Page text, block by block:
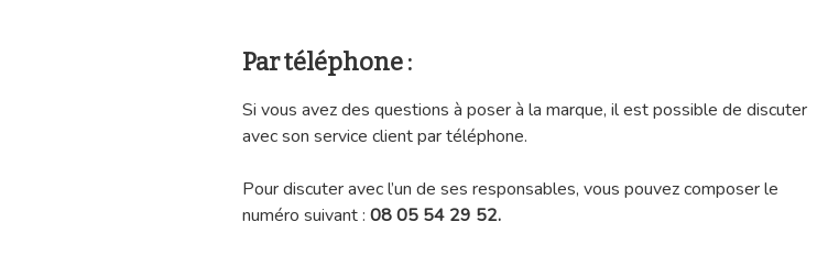
Par téléphone :
Si vous avez des questions à poser à la marque, il est possible de discuter
avec son service client par téléphone.
Pour discuter avec l’un de ses responsables, vous pouvez composer le
numéro suivant : 08 05 54 29 52.